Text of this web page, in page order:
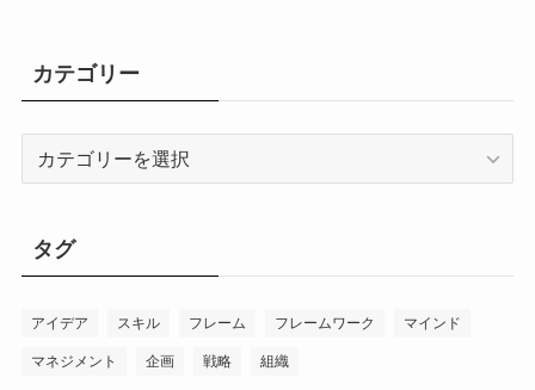
カテゴリー
ー
タグ
アイデア スキル フレーム フレームワーク マインド
マネジメント 企画 戦略 組織